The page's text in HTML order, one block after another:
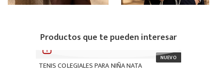
Productos que te pueden interesar